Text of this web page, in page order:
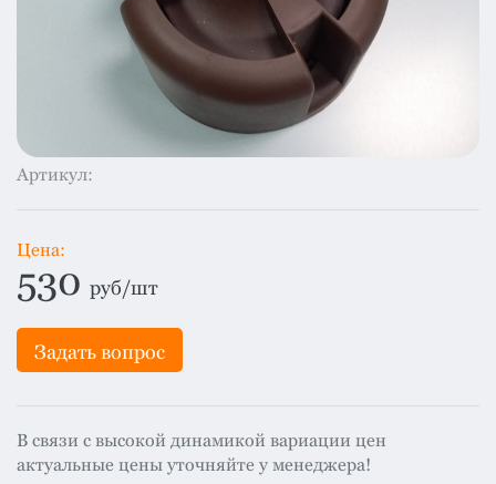
Изоляция
Монтаж
Фальцевая
все
категории
Артикул:
Цена:
530 руб/шт
Задать вопрос
В связи с высокой динамикой вариации цен
актуальные цены уточняйте у менеджера!